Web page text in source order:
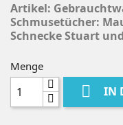
Artikel:
Schmusetücher:
Schnecke Stuart
Menge
 IN